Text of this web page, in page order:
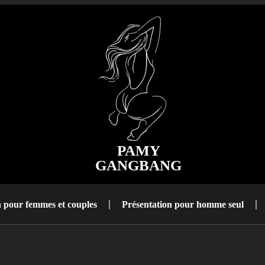
PAMY
GANGBANG
pour femmes et couples Présentation pour homme seul